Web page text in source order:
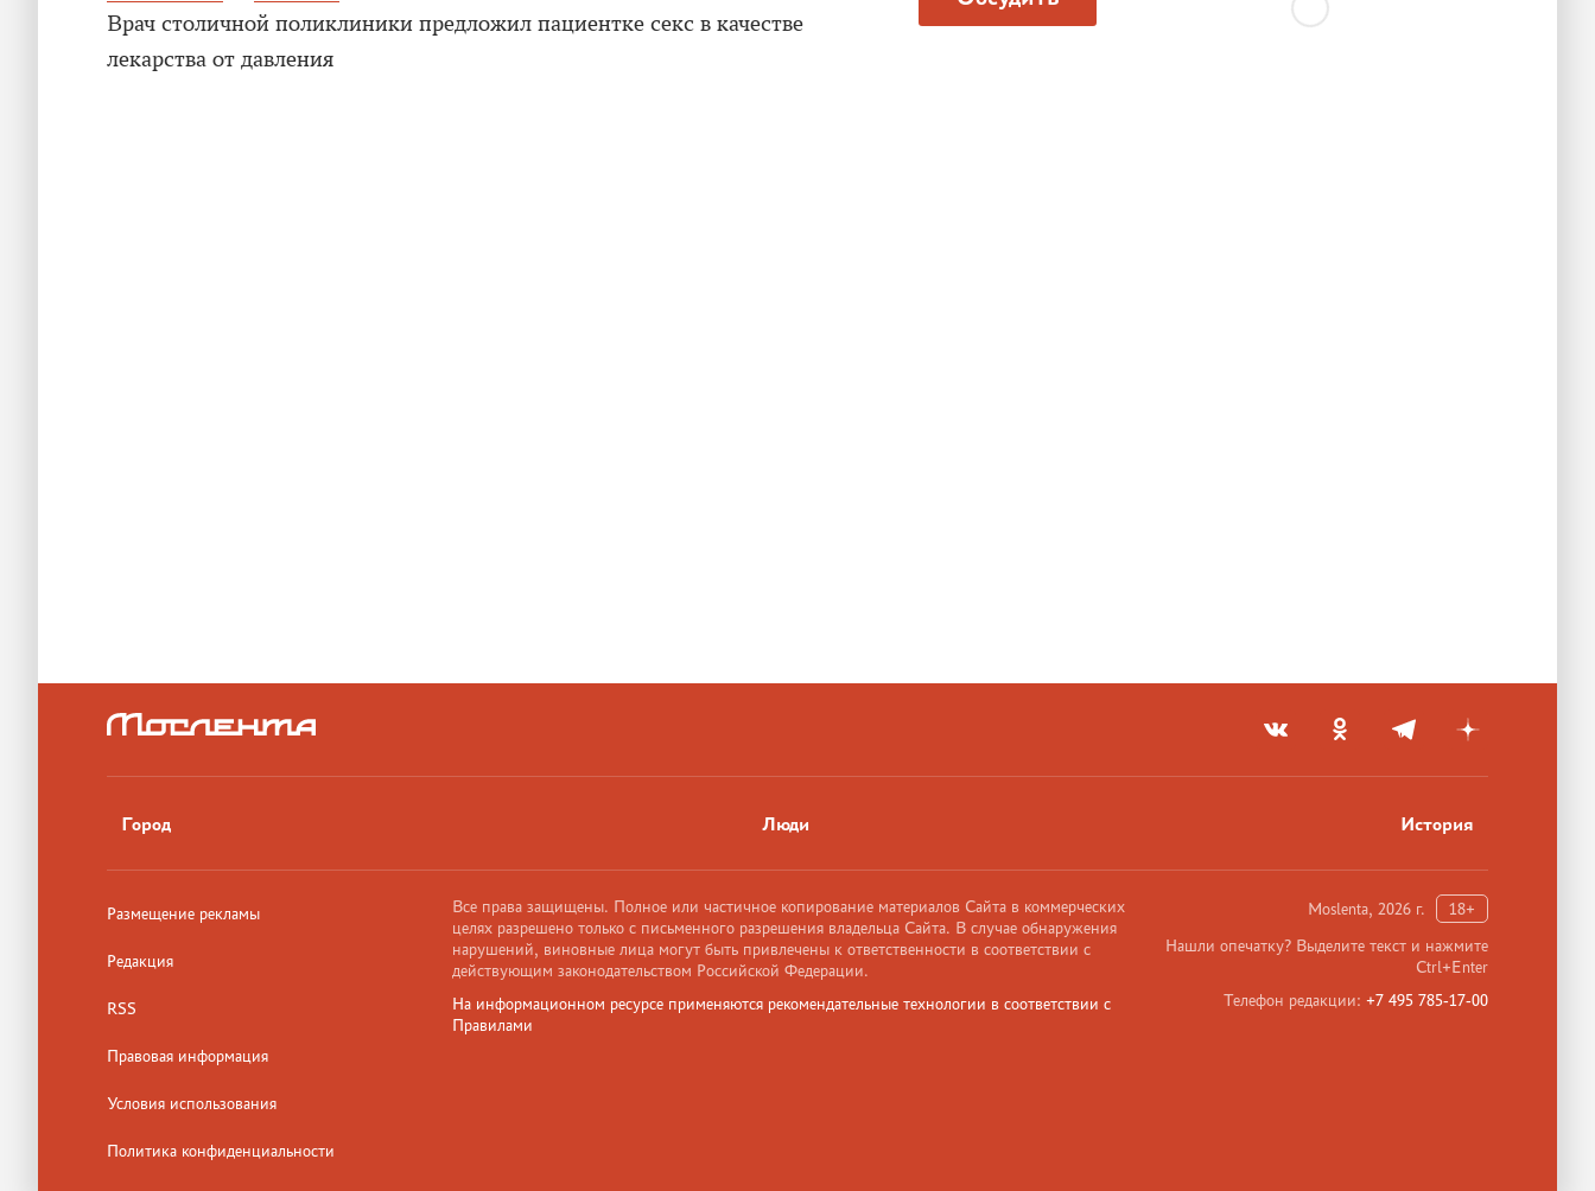
Врач столичной поликлиники предложил пациентке секс в качестве
лекарства от давления
Город Люди История
Размещение рекламы
Редакция
RSS
Правовая информация
Условия использования
Политика конфиденциальности
Moslenta, 2026 г.
18+
Нашли опечатку? Выделите текст и нажмите
Ctrl+Enter
Телефон редакции: +7 495 785-17-00
Все права защищены. Полное или частичное копирование материалов Сайта в коммерческих
целях разрешено только с письменного разрешения владельца Сайта. В случае обнаружения
нарушений, виновные лица могут быть привлечены к ответственности в соответствии с
действующим законодательством Российской Федерации.
На информационном ресурсе применяются рекомендательные технологии в соответствии с
Правилами